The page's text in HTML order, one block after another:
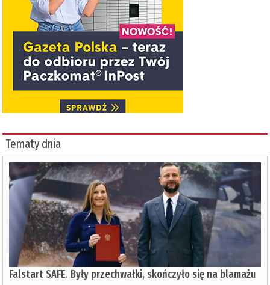
Tematy dnia
Falstart SAFE. Były przechwałki, skończyło się na blamażu